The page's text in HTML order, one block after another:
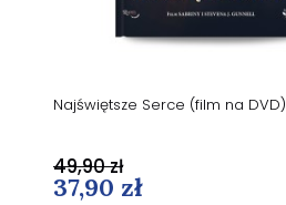
Najświętsze Serce (film na DVD)
37,90 zł
49,90 zł